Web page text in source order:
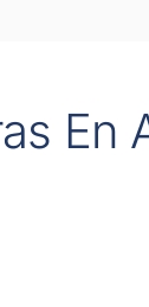
En